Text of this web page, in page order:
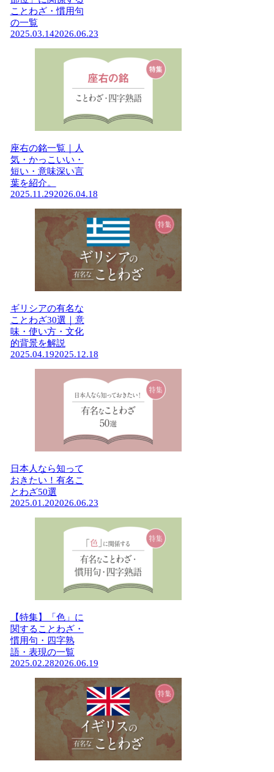
ことわざ・慣用句
の一覧
2025.03.142026.06.23
座右の銘一覧｜人
気・かっこいい・
短い・意味深い言
葉を紹介。
2025.11.292026.04.18
ギリシアの有名な
ことわざ30選｜意
味・使い方・文化
的背景を解説
2025.04.192025.12.18
日本人なら知って
おきたい！有名こ
とわざ50選
2025.01.202026.06.23
【特集】「色」に
関することわざ・
慣用句・四字熟
語・表現の一覧
2025.02.282026.06.19